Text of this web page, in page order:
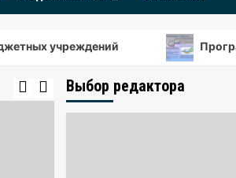
учреждений Программа
Выбор редактора